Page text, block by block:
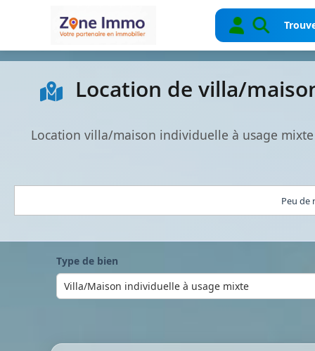
Location de villa/
Location villa/maison individuelle à usage
Peu de
Type de bien